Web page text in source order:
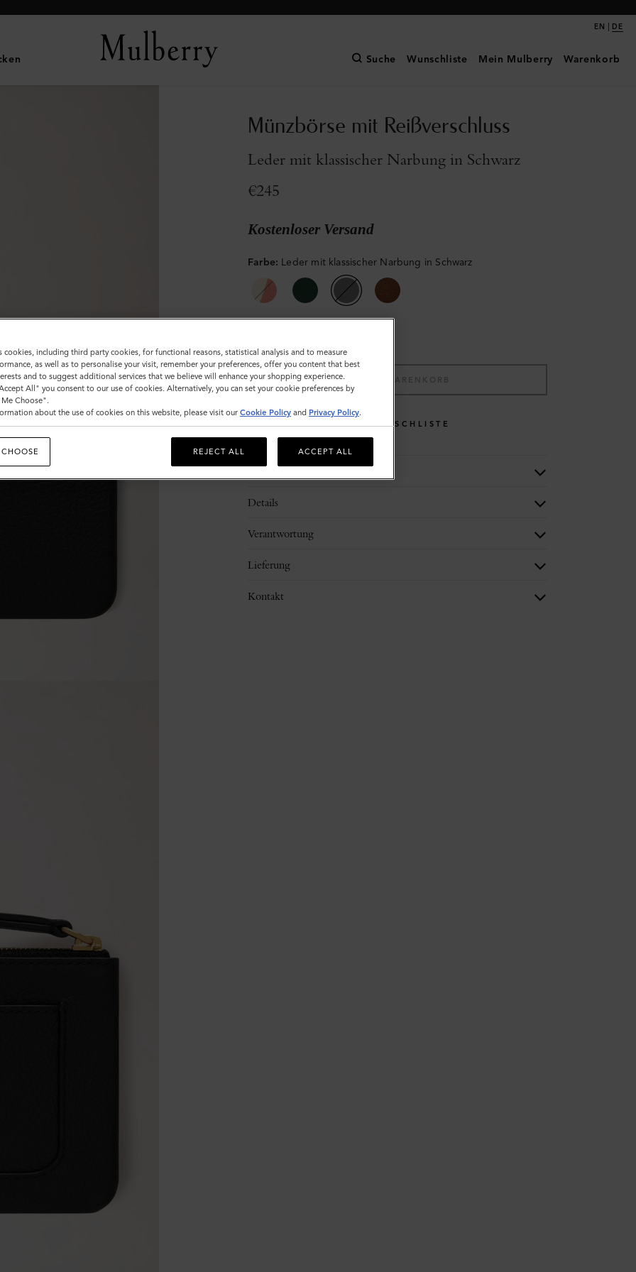
EN | DE
Suche Wunschliste Mein Mulberry Warenkorb
Münzbörse mit Reißverschluss
Leder mit klassischer Narbung in Schwarz
€245
Kostenloser Versand
Farbe: Leder mit klassischer Narbung in Schwarz
IN DEN WARENKORB
WUNSCHLISTE
Details
Verantwortung
Lieferung
Kontakt
cookies, including third party cookies, for functional reasons, statistical analysis and to measure
as well as to personalise your visit, remember your preferences, offer you content that best
and to suggest additional services that we believe will enhance your shopping experience.
All" you consent to our use of cookies. Alternatively, you can set your cookie preferences by
Choose".
about the use of cookies on this website, please visit our Cookie Policy and Privacy Policy.
REJECT ALL ACCEPT ALL